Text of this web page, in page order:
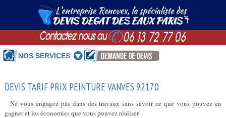
NOS SERVICES
DEVIS TARIF PRIX PEINTURE VANVES 92170
Ne vous engagez pas dans des travaux sans savoir ce que vous pouvez en
gagner et les économies que vous pouvez réaliser